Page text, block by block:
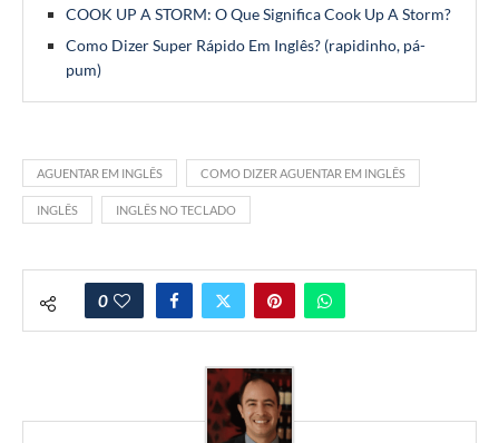
COOK UP A STORM: O Que Significa Cook Up A Storm?
Como Dizer Super Rápido Em Inglês? (rapidinho, pá-
pum)
AGUENTAR EM INGLÊS COMO DIZER AGUENTAR EM INGLÊS
INGLÊS INGLÊS NO TECLADO
0